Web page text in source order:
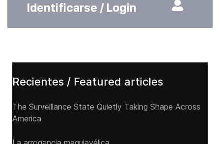
Identificarse / Login
Recientes / Featured articles
The Surveillance State Quietly Taking Shape Across
America